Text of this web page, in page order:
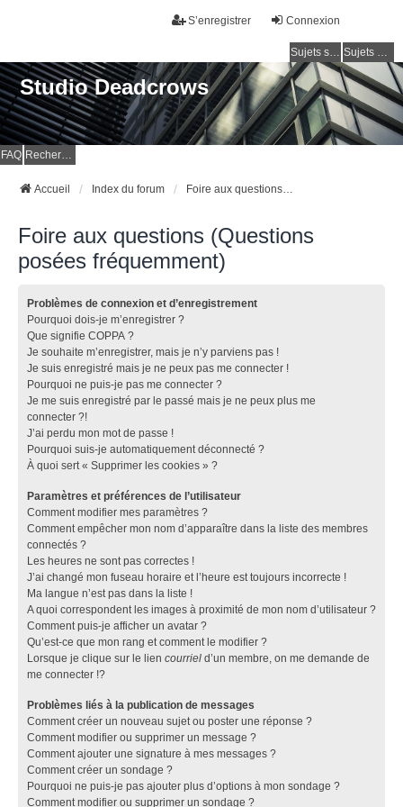
Connexion
S’enregistrer
Sujets sans réponse Sujets actifs
Studio Deadcrows
FAQ Rechercher
Accueil Index du forum Foire aux questions (Questions posées fréquemment)
Foire aux questions (Questions
posées fréquemment)
Problèmes de connexion et d’enregistrement
Pourquoi dois-je m’enregistrer ?
Que signifie COPPA ?
Je souhaite m’enregistrer, mais je n’y parviens pas !
Je suis enregistré mais je ne peux pas me connecter !
Pourquoi ne puis-je pas me connecter ?
Je me suis enregistré par le passé mais je ne peux plus me
connecter ?!
J’ai perdu mon mot de passe !
Pourquoi suis-je automatiquement déconnecté ?
À quoi sert « Supprimer les cookies » ?
Paramètres et préférences de l’utilisateur
Comment modifier mes paramètres ?
Comment empêcher mon nom d’apparaître dans la liste des membres
connectés ?
Les heures ne sont pas correctes !
J’ai changé mon fuseau horaire et l’heure est toujours incorrecte !
Ma langue n’est pas dans la liste !
A quoi correspondent les images à proximité de mon nom d’utilisateur ?
Comment puis-je afficher un avatar ?
Qu’est-ce que mon rang et comment le modifier ?
Lorsque je clique sur le lien courriel d’un membre, on me demande de
me connecter !?
Problèmes liés à la publication de messages
Comment créer un nouveau sujet ou poster une réponse ?
Comment modifier ou supprimer un message ?
Comment ajouter une signature à mes messages ?
Comment créer un sondage ?
Pourquoi ne puis-je pas ajouter plus d’options à mon sondage ?
Comment modifier ou supprimer un sondage ?